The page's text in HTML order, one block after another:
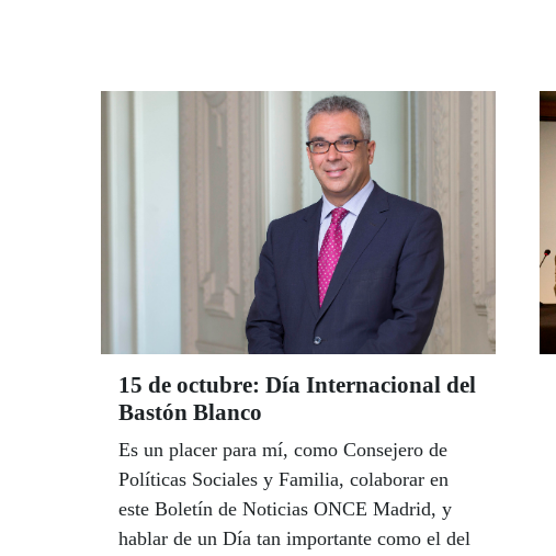
15 de octubre: Día Internacional del
Bastón Blanco
Es un placer para mí, como Consejero de
Políticas Sociales y Familia, colaborar en
este Boletín de Noticias ONCE Madrid, y
hablar de un Día tan importante como el del